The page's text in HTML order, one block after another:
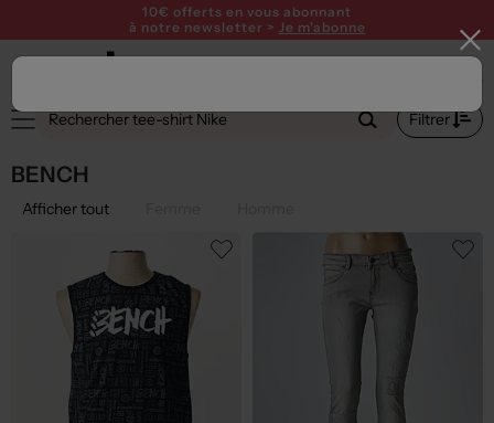
10€ offerts en vous abonnant
à notre newsletter > Je m'abonne
Filtrer
BENCH
Afficher tout